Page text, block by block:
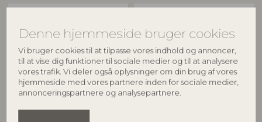
Denne hjemmeside bruger cookies
Vi bruger cookies til at tilpasse vores indhold og annoncer,
til at vise dig funktioner til sociale medier og til at analysere
vores trafik. Vi deler også oplysninger om din brug af vores
hjemmeside med vores partnere inden for sociale medier,
annonceringspartnere og analysepartnere.